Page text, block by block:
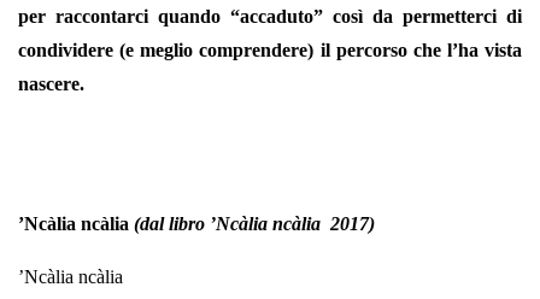
per raccontarci quando “accaduto” così da permetterci di
condividere (e meglio comprendere) il percorso che l’ha vista
nascere.
’Ncàlia ncàlia (dal libro ’Ncàlia ncàlia 2017)
’Ncàlia ncàlia